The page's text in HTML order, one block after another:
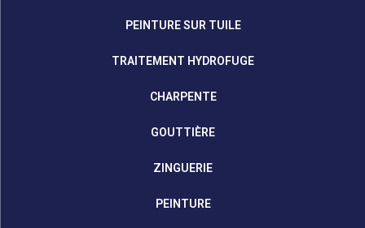
PEINTURE SUR TUILE
TRAITEMENT HYDROFUGE
CHARPENTE
GOUTTIÈRE
ZINGUERIE
PEINTURE